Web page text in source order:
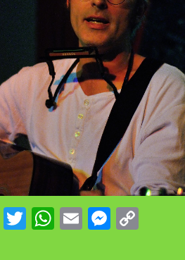
Facebook
Twitter
WhatsApp
Email